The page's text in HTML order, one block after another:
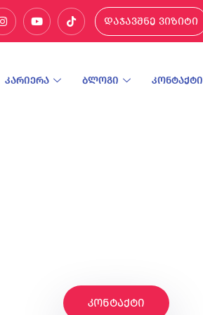
დაჯავშნე ვიზიტი
კარიერა ბლოგი კონტაქტი
კონტაქტი